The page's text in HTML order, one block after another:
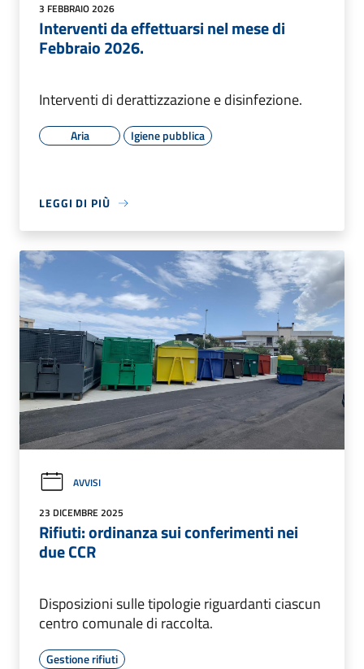
3 FEBBRAIO 2026
Interventi da effettuarsi nel mese di
Febbraio 2026.
Interventi di derattizzazione e disinfezione.
Aria Igiene pubblica
LEGGI DI PIÙ
AVVISI
23 DICEMBRE 2025
Rifiuti: ordinanza sui conferimenti nei
due CCR
Disposizioni sulle tipologie riguardanti ciascun
centro comunale di raccolta.
Gestione rifiuti